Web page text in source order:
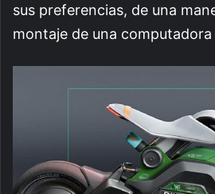
sus preferencias, de una
montaje de una